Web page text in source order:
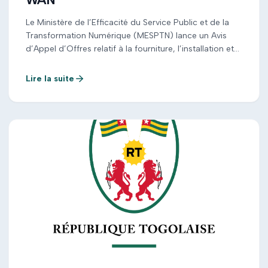
Le Ministère de l’Efficacité du Service Public et de la
Transformation Numérique (MESPTN) lance un Avis
d’Appel d’Offres relatif à la fourniture, l’installation et
qualifiées et intéressées sont invitées à consulter le
proposition conformément aux exigences et délais
Lire la suite